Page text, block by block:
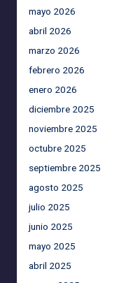
mayo 2026
abril 2026
marzo 2026
febrero 2026
enero 2026
diciembre 2025
noviembre 2025
octubre 2025
septiembre 2025
agosto 2025
julio 2025
junio 2025
mayo 2025
abril 2025